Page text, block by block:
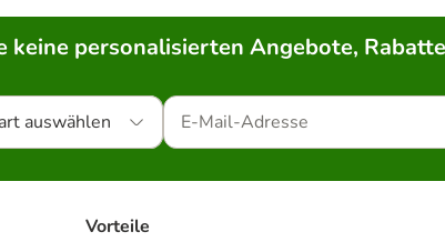
keine personalisierten Angebote,
auswählen
Vorteile